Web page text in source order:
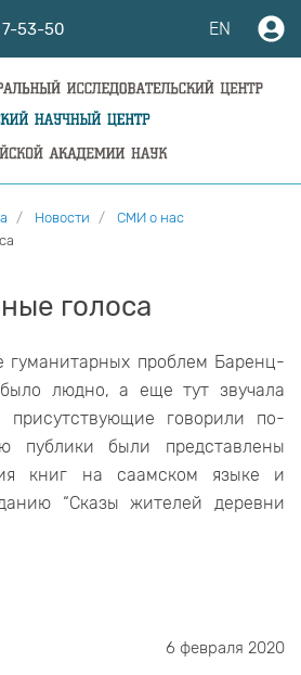
7-53-50 EN
Новости
СМИ о нас
голоса
гуманитарных проблем Баренц-
людно, а еще тут звучала
присутствующие говорили по-
публики были представлены
книг на саамском языке и
“Сказы жителей деревни
6 февраля 2020